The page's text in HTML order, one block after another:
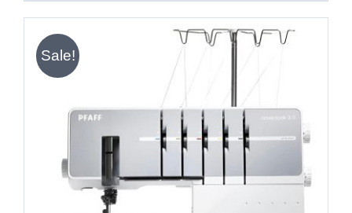
Sale!
IN DEN WARENKORB DETAILS